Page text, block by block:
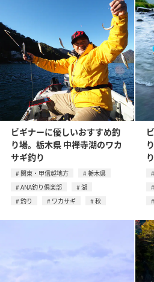
ビギナーに優しいおすすめ釣
り場。栃木県 中禅寺湖のワカ
サギ釣り
関東・甲信越地方
栃木県
ANA釣り倶楽部
湖
釣り
ワカサギ 秋
り